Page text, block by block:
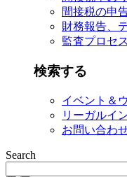
間接税の申
財務報告、
監査プロセ
検索する
イベント＆
リーガルイ
お問い合わ
Search